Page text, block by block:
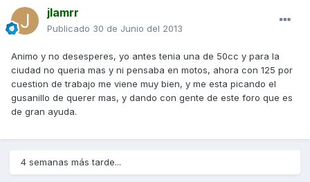
jlamrr
Publicado 30 de Junio del 2013
Animo y no desesperes, yo antes tenia una de 50cc y para la
ciudad no queria mas y ni pensaba en motos, ahora con 125 por
cuestion de trabajo me viene muy bien, y me esta picando el
gusanillo de querer mas, y dando con gente de este foro que es
de gran ayuda.
4 semanas más tarde...